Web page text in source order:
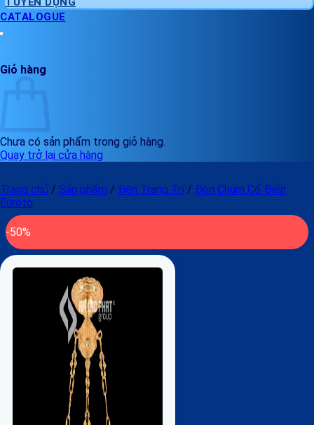
CATALOGUE
Giỏ hàng
Chưa có sản phẩm trong giỏ hàng.
Quay trở lại cửa hàng
Trang chủ / Sản phẩm / Đèn Trang Trí / Đèn Chùm Cổ Điển
Euroto
-50%